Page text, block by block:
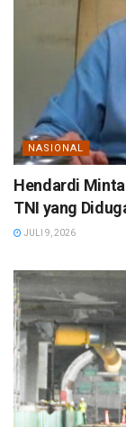
NASIONAL
Hendardi
TNI yang
JULI 9, 2026